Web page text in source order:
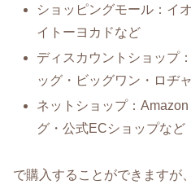
ショッピングモール：イ
イトーヨカドなど
ディスカウントショップ
ッグ・ビッグワン・ロヂ
ネットショップ：
グ・公式ECショップなど
で購入することができますが